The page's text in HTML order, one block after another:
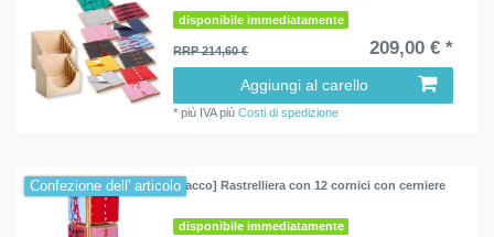
disponibile immediatamente
RRP 214,60 € 209,00 € *
Aggiungi al carello
*più IVApiùCosti di spedizione
Confezione dell' articolo[Pacco] Rastrelliera con 12 cornici con cerniere
disponibile immediatamente